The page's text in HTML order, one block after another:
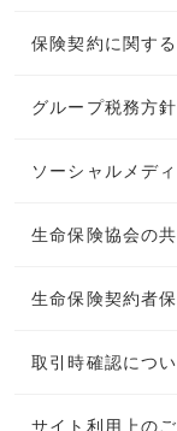
保険契約に関す
グループ税務方針
ソーシャルメデ
生命保険協会の
生命保険契約者
取引時確認につ
サイト利用上の